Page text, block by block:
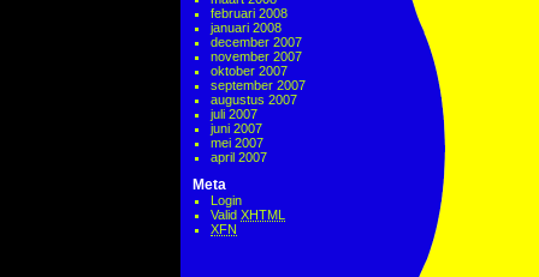
februari 2008
januari 2008
december 2007
november 2007
oktober 2007
september 2007
augustus 2007
juli 2007
juni 2007
mei 2007
april 2007
Meta
Login
Valid XHTML
XFN